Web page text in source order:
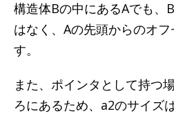
構造体Bの中にあるAでも、
はなく、Aの先頭からのオ
す。
また、ポインタとして持つ
ろにあるため、a2のサイズ